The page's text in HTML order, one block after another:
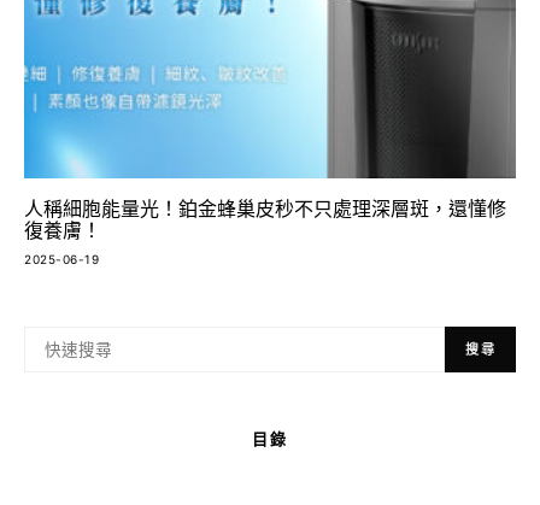
人稱細胞能量光！鉑金蜂巢皮秒不只處理深層斑，還懂修
復養膚！
2025-06-19
搜尋
目錄